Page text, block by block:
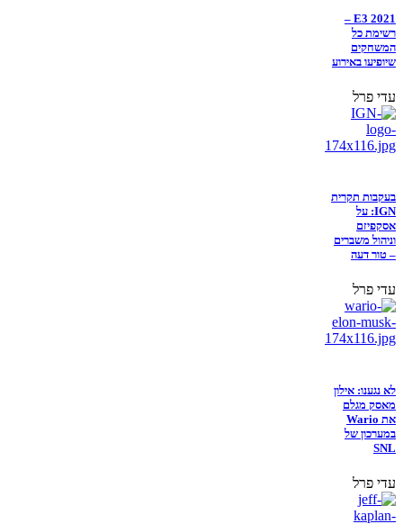
E3 2021 –
רשימת כל
המשחקים
שיופיעו באירוע
עדי פרל
בעקבות תקרית
IGN: על
אסקפיזם
וניהול משברים
– טור דעה
עדי פרל
לא נגענו: אילון
מאסק מגלם
את Wario
במערכון של
SNL
עדי פרל